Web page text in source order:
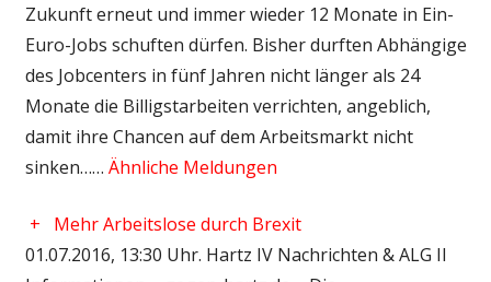
Zukunft erneut und immer wieder 12 Monate in Ein-
Euro-Jobs schuften dürfen. Bisher durften Abhängige
des Jobcenters in fünf Jahren nicht länger als 24
Monate die Billigstarbeiten verrichten, angeblich,
damit ihre Chancen auf dem Arbeitsmarkt nicht
sinken…… Ähnliche Meldungen
+
Mehr Arbeitslose durch Brexit
01.07.2016, 13:30 Uhr. Hartz IV Nachrichten & ALG II